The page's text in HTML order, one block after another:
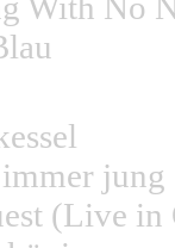
jung
(Live in